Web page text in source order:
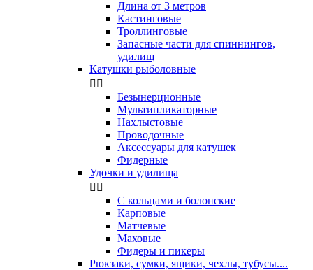
Длина от 3 метров
Кастинговые
Троллинговые
Запасные части для спиннингов,
удилищ
Катушки рыболовные
 
Безынерционные
Мультипликаторные
Нахлыстовые
Проводочные
Аксессуары для катушек
Фидерные
Удочки и удилища
 
С кольцами и болонские
Карповые
Матчевые
Маховые
Фидеры и пикеры
Рюкзаки, сумки, ящики, чехлы, тубусы....